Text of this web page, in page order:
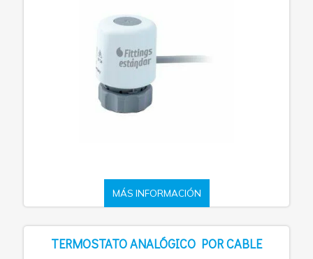
MÁS INFORMACIÓN
TERMOSTATO ANALÓGICO POR CABLE